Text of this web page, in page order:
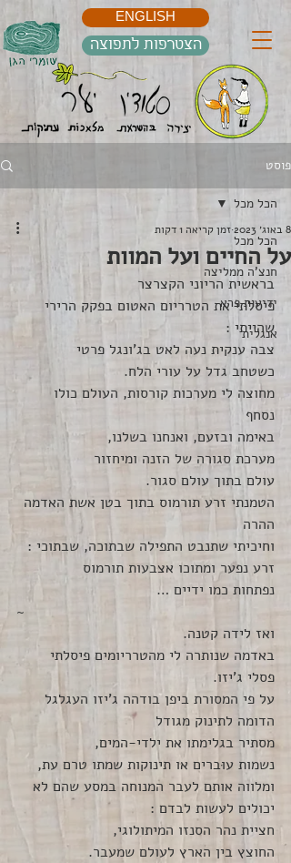
הצטרפות לתפוצה
ENGLISH
פוסט
הכל מכל
חנצ'ה ממליצה
ידיעות פרא
אנגלית
הכל מכל
על החיים ועל המוות
8 באוג׳ 2023 זמן קריאה 1 דקות
בראשית הריוני הקצרצר
פיסלתי את הטרריום האטום בפקק הרירי
שהייתי :
צבה ענקית נעה לאט בג'ונגל פרטי
כשטחב גדל על עורי הלח.
מחוצה לי מערכות קורסות, העולם כולו
נסחף
באימה ובזעם, ואנחנו בשלנו,
מערכת סגורה של הזנה ומיחזור
עולם בתוך עולם סגור.
הטמנתי זרע תורמוס בתוך בטן אשת האדמה
ההרה
וחיכיתי שתנבט התפילה שבתוכה, שבתוכי :
זרע נפער ומתוכו אצבעות תורמוס
נפתחות כמו ידיים …
~
ואז לידה קטנה.
באדמה שנותרה לי מהטרריומים פיסלתי
פסלי ג'יזו.
על פי המסורת ביפן בודהה ג'יזו העגלגל
הדומה לתינוק מגודל
מסתיר בגלימתו את ילדי-המים,
נשמות עוּברים או תינוקות שמתו טרם עת,
ומלווה אותם לעבר המנוחה במסע שהם לא
יכולים לעשות לבדם :
חציית נהר הסנזו המיתולוגי,
החוצץ בין הארץ לעולם שמעבר.